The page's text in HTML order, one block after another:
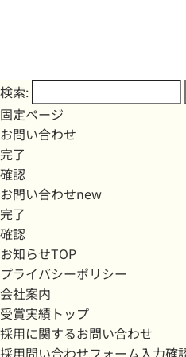
検索:
固定ページ
お問い合わせ
完了
確認
お問い合わせnew
完了
確認
お知らせTOP
プライバシーポリシー
会社案内
受賞実績トップ
採用に関するお問い合わせ
採用問い合わせフォーム入力確